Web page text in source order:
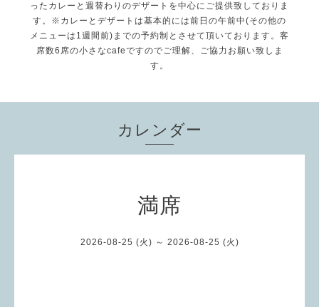
ったカレーと週替わりのデザートを中心にご提供致しておりま
す。※カレーとデザートは基本的には前日の午前中(その他の
メニューは1週間前)までの予約制とさせて頂いております。客
席数6席の小さなcafeですのでご理解、ご協力お願い致しま
す。
カレンダー
満席
2026-08-25 (火) ～ 2026-08-25 (火)